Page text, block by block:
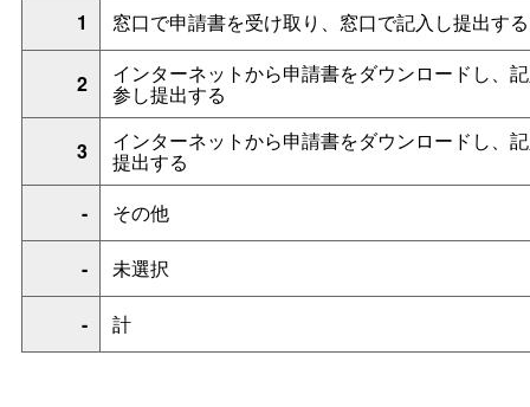
1 窓口で申請書を受け取り、窓口で記入し提出する
2 インターネットから申請書をダウンロードし、
参し提出する
3 インターネットから申請書をダウンロードし、
提出する
-
その他
- 未選択
- 計